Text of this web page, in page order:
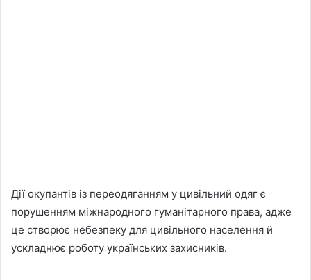
Дії окупантів із переодяганням у цивільний одяг є
порушенням міжнародного гуманітарного права, адже
це створює небезпеку для цивільного населення й
ускладнює роботу українських захисників.